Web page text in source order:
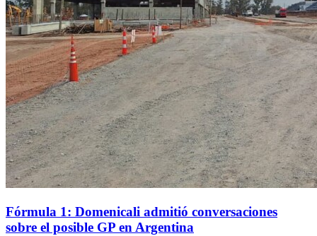
Fórmula 1: Domenicali admitió conversaciones
sobre el posible GP en Argentina